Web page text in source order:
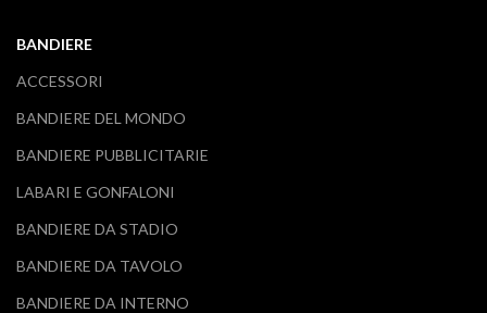
BANDIERE
ACCESSORI
BANDIERE DEL MONDO
BANDIERE PUBBLICITARIE
LABARI E GONFALONI
BANDIERE DA STADIO
BANDIERE DA TAVOLO
BANDIERE DA INTERNO